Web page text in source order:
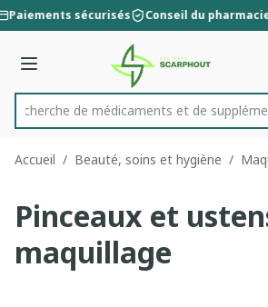
Aller au contenu
1 de 1
Paiements sécurisés Conseil du
Menu
Rechercher
Recherche de médicaments et de
Accueil / Beauté, soins et hygiène /
Pinceaux et
maquillage